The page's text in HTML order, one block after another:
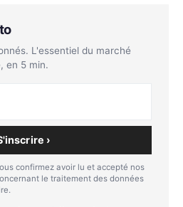
L'essentiel du marché
en 5 min.
›
confirmez avoir lu et accepté nos
le traitement des données